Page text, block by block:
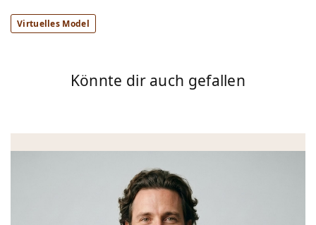
Virtuelles Model
Könnte dir auch gefallen